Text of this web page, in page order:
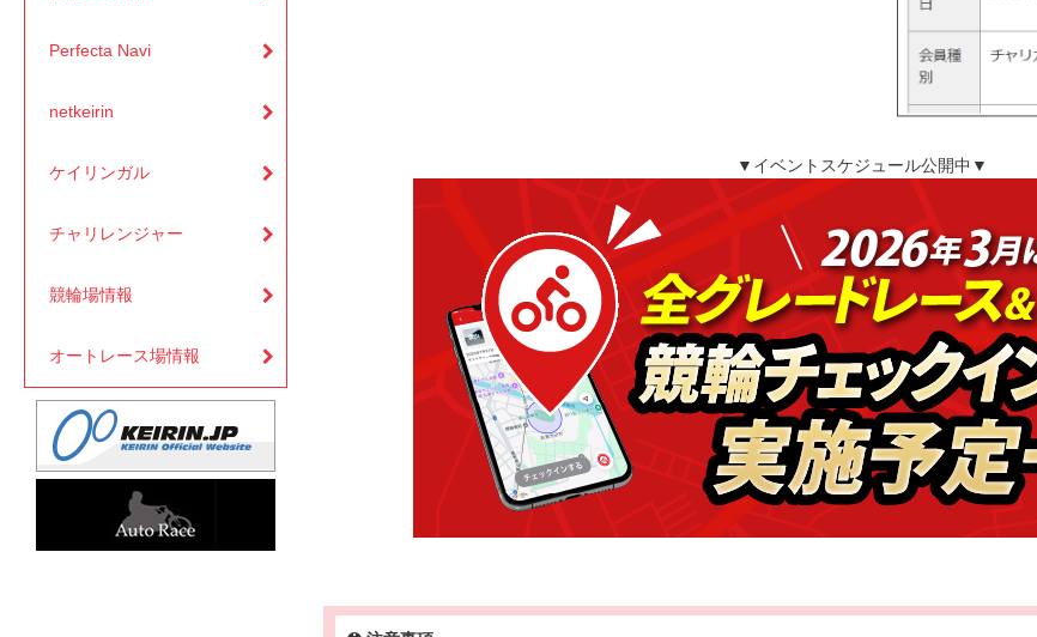
Perfecta Navi
netkeirin
ケイリンガル
チャリレンジャー
競輪場情報
オートレース場情報
▼イベントスケジュール公開中▼